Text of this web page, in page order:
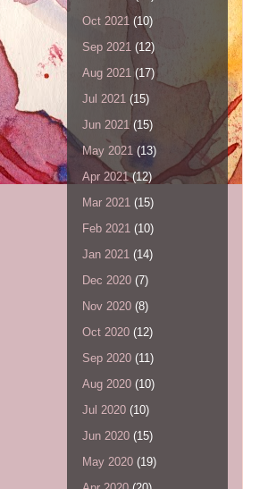
Oct 2021 (10)
Sep 2021 (12)
Aug 2021 (17)
Jul 2021 (15)
Jun 2021(15)
May 2021 (13)
Apr 2021(12)
Mar 2021 (15)
Feb 2021 (10)
Jan 2021 (14)
Dec 2020 (7)
Nov 2020 (8)
Oct 2020 (12)
Sep 2020 (11)
Aug 2020 (10)
Jul 2020 (10)
Jun 2020 (15)
May 2020 (19)